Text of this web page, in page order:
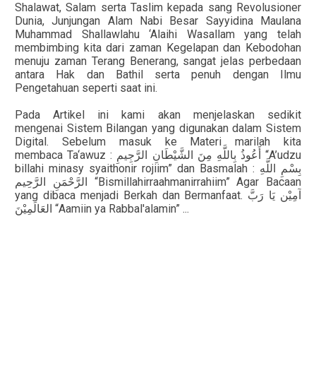
Shalawat, Salam serta Taslim kepada sang Revolusioner
Dunia, Junjungan Alam Nabi Besar Sayyidina Maulana
Muhammad Shallawlahu ‘Alaihi Wasallam yang telah
membimbing kita dari zaman Kegelapan dan Kebodohan
menuju zaman Terang Benerang, sangat jelas perbedaan
antara Hak dan Bathil serta penuh dengan Ilmu
Pengetahuan seperti saat ini.
Pada Artikel ini kami akan menjelaskan sedikit
mengenai Sistem Bilangan yang digunakan dalam Sistem
Digital. Sebelum masuk ke Materi marilah kita
membaca Ta‘awuz : أَعُوذُ بِاللَّهِ مِنَ الشَّيْطَانِ الرَّجِيمِ
“A’udzu
billahi minasy syaithonir rojiim” dan Basmalah : بِسْمِ اللَّهِ
الرَّحْمَنِ الرَّحِيم
“Bismillahirraahmanirrahiim” Agar Bacaan
yang dibaca menjadi Berkah dan Bermanfaat. آمِيْن يَا رَبَّ
العَالَمِيْنَ “Aamiin ya Rabbal'alamin” ...